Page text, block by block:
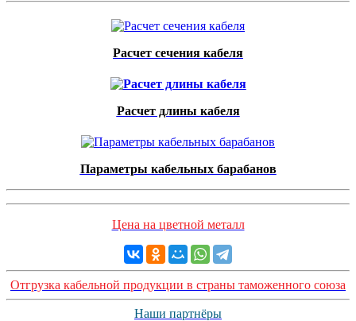
Расчет сечения кабеля
Расчет длины кабеля
Параметры кабельных барабанов
Цена на цветной металл
Отгрузка кабельной продукции в страны таможенного союза
Наши партнёры